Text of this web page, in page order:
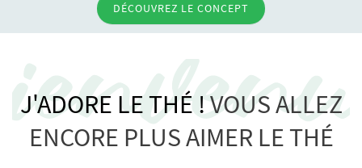
DÉCOUVREZ LE CONCEPT
J'ADORE LE THÉ !VOUS ALLEZ
ENCORE PLUS AIMER LE THÉ